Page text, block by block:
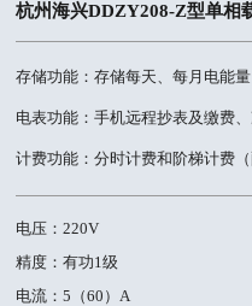
杭州海兴DDZY208-Z型单相
存储功能：存储每天、每月电能
电表功能：手机远程抄表及缴费
计费功能：分时计费和阶梯计费
电压：220V
精度：有功1级
电流：5（60）A